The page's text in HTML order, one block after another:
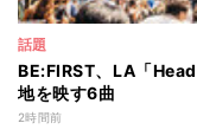
話題
BE:FIRST、LA「
地を映す6曲
2時間前